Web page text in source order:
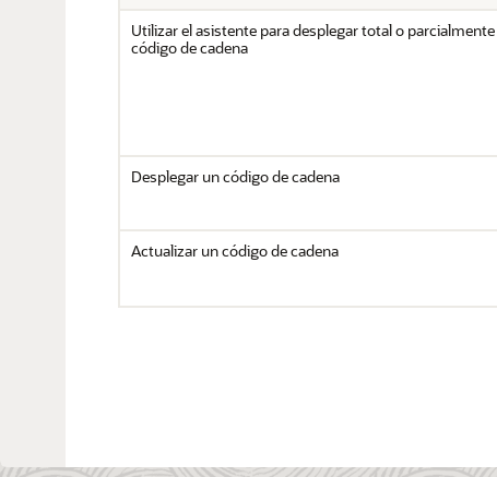
Utilizar el asistente para desplegar total o
código de cadena
Desplegar un código de cadena
Actualizar un código de cadena